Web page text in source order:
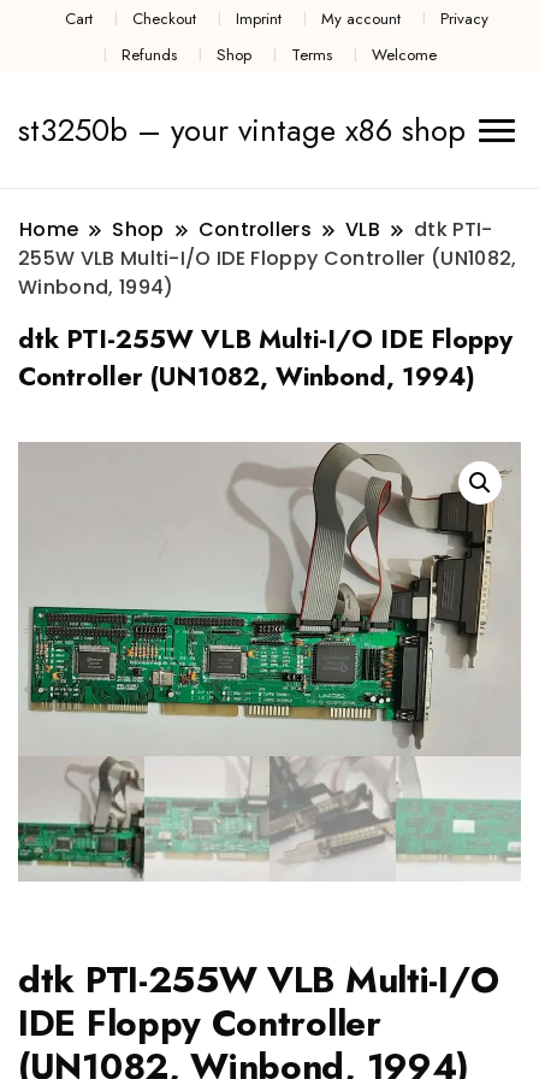
Cart Checkout Imprint My account
Privacy
Refunds
Shop Terms Welcome
st3250b – your vintage x86 shop
Home Shop Controllers VLB
dtk PTI-
255W VLB Multi-I/O IDE Floppy Controller (UN1082,
Winbond, 1994)
dtk PTI-255W VLB Multi-I/O IDE Floppy
Controller (UN1082, Winbond, 1994)
dtk PTI-255W VLB Multi-I/O
IDE Floppy Controller
(UN1082, Winbond, 1994)